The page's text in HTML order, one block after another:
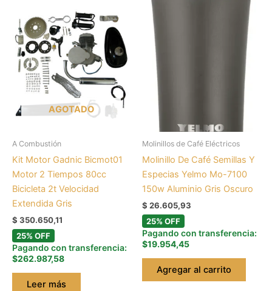
AGOTADO
A Combustión
Kit Motor Gadnic Bicmot01
Motor 2 Tiempos 80cc
Bicicleta 2t Velocidad
Extendida Gris
$ 350.650,11
25% OFF
Pagando con transferencia:
$262.987,58
Leer más
Molinillos de Café Eléctricos
Molinillo De Café Semillas Y
Especias Yelmo Mo-7100
150w Aluminio Gris Oscuro
$ 26.605,93
25% OFF
Pagando con transferencia:
$19.954,45
Agregar al carrito